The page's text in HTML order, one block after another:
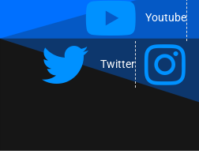
Youtube
Twitter